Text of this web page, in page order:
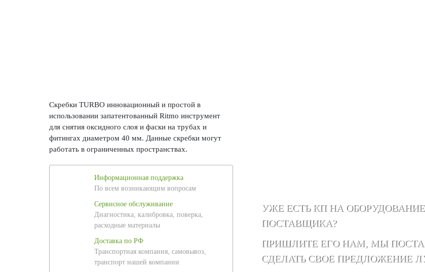
Скребки TURBO инновационный и простой в
использовании запатентованный Ritmo инструмент
для снятия оксидного слоя и фаски на трубах и
фитингах диаметром 40 мм. Данные скребки могут
работать в ограниченных пространствах.
Информационная поддержка
По всем возникающим вопросам
Сервисное обслуживание
Диагностика, калибровка, поверка,
расходные материалы
Доставка по РФ
Транспортная компания, самовывоз,
транспорт нашей компании
УЖЕ ЕСТЬ КП НА
ПОСТАВЩИКА?
ПРИШЛИТЕ ЕГО НАМ, МЫ
СДЕЛАТЬ СВОЕ ПРЕДЛОЖЕНИЕ